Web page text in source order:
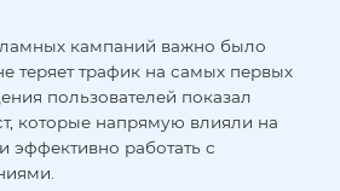
кампаний важно было
теряет трафик на самых первых
пользователей показал
которые напрямую влияли на
работать с